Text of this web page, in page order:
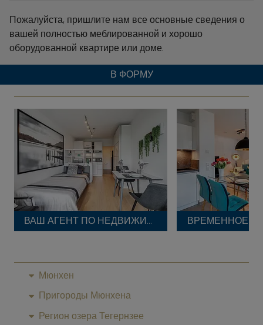
Пожалуйста, пришлите нам все основные сведения о
вашей полностью меблированной и хорошо
оборудованной квартире или доме.
В ФОРМУ
ВАШ АГЕНТ ПО НЕДВИЖИМОСТИ ВРЕМЕННОЕ
Мюнхен
Пригороды Мюнхена
Регион озера Тегернзее